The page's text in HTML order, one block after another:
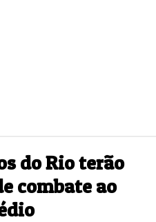
do Rio terão
combate ao